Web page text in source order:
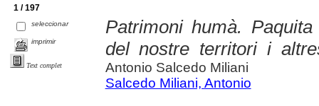
1 / 197
seleccionar
imprimir
Text complet
Patrimoni humà.
del nostre territori i
Antonio Salcedo Miliani
Salcedo Miliani, Antonio